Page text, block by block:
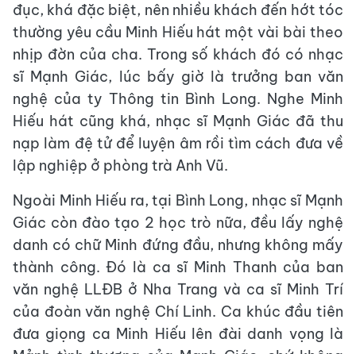
đục, khá đặc biệt, nên nhiều khách đến hớt tóc
thường yêu cầu Minh Hiếu hát một vài bài theo
nhịp đờn của cha. Trong số khách đó có nhạc
sĩ Mạnh Giác, lúc bấy giờ là trưởng ban văn
nghệ của ty Thông tin Bình Long. Nghe Minh
Hiếu hát cũng khá, nhạc sĩ Mạnh Giác đã thu
nạp làm đệ tử để luyện âm rồi tìm cách đưa về
lập nghiệp ở phòng trà Anh Vũ.
Ngoài Minh Hiếu ra, tại Bình Long, nhạc sĩ Mạnh
Giác còn đào tạo 2 học trò nữa, đều lấy nghệ
danh có chữ Minh đứng đầu, nhưng không mấy
thành công. Đó là ca sĩ Minh Thanh của ban
văn nghệ LLĐB ở Nha Trang và ca sĩ Minh Trí
của đoàn văn nghệ Chí Linh. Ca khúc đầu tiên
đưa giọng ca Minh Hiếu lên đài danh vọng là